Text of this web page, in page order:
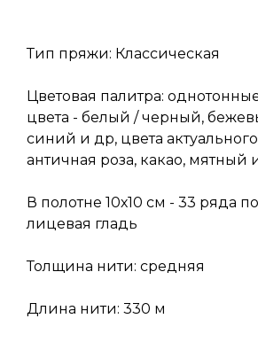
Тип пряжи: Классическая
Цветовая палитра:
цвета - белый / черный,
синий и др, цвета
античная роза, какао, мятный
В полотне 10х10 см - 33 ряда
лицевая гладь
Толщина нити: средняя
Длина нити: 330 м